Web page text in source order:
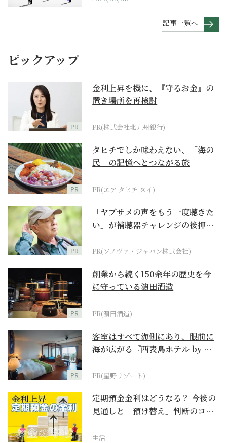
記事一覧へ
ピックアップ
PR
金利上昇を機に、『守るお金』の
置き場所を再検討
PR(株式会社北九州銀行)
PR
タヒチでしか味わえない、「海の
民」の記憶へとつながる旅
PR(エア タヒチ ヌイ)
PR
「ヤブサメの声をもう一度聴きた
い」が補聴器チャレンジの後押し
PR(ソノヴァ・ジャパン株式会社)
PR
創業から続く150余年の歴史を今
に守っている濵田酒造
PR(濵田酒造)
PR
客室はすべて海側にあり、眼前に
海が広がる『西表島ホテル by 星
PR(星野リゾート)
定期預金金利はどうなる？ 今後の
見通しと「預け替え」判断のコツ
生活